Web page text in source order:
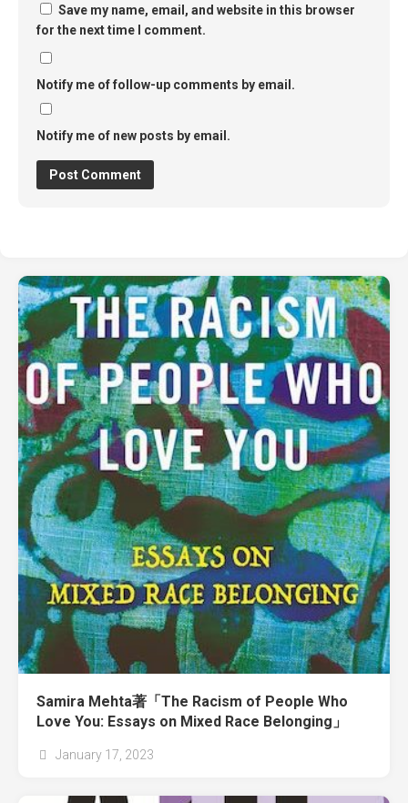
Save my name, email, and website in this browser
for the next time I comment.
Notify me of follow-up comments by email.
Notify me of new posts by email.
Samira Mehta著「The Racism of People Who
Love You: Essays on Mixed Race Belonging」
January 17, 2023